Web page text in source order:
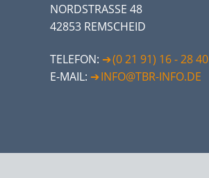
NORDSTRASSE 48
42853 REMSCHEID
TELEFON:
(0 21 91) 16 - 28 40
E-MAIL:
INFO@TBR-INFO.DE